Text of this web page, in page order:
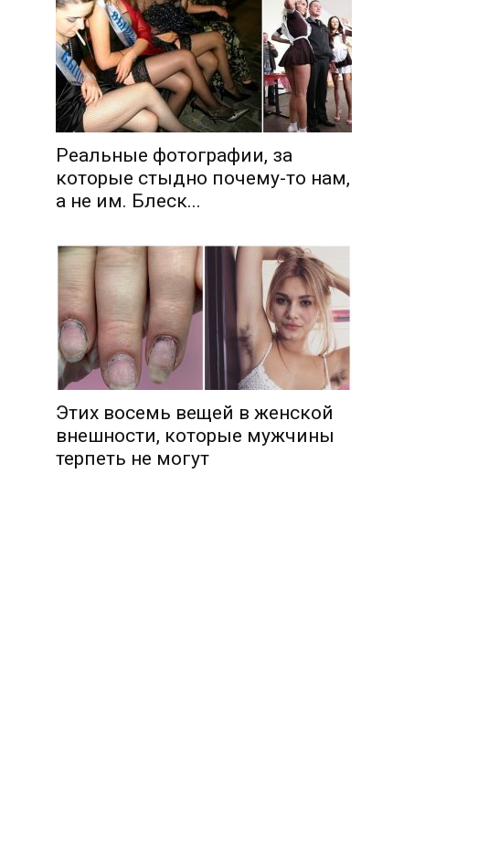
Реальные фотографии, за
которые стыдно почему-то нам,
а не им. Блеск...
Этих восемь вещей в женской
внешности, которые мужчины
терпеть не могут